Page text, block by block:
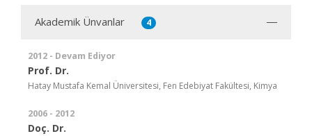
Akademik Ünvanlar 4
2012 - Devam Ediyor
Prof. Dr.
Hatay Mustafa Kemal Üniversitesi, Fen Edebiyat Fakültesi, Kimya
2006 - 2012
Doç. Dr.